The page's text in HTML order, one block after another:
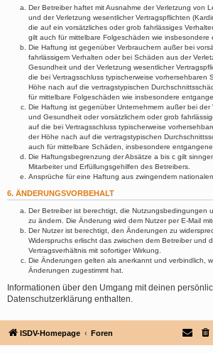
Der Betreiber haftet mit Ausnahme der Verletzung von
und der Verletzung wesentlicher Vertragspflichten
die auf ein vorsätzliches oder grob fahrlässiges
gilt auch für mittelbare Folgeschäden wie insbesondere
Die Haftung ist gegenüber Verbrauchern außer bei
fahrlässigem Verhalten oder bei Schäden aus der
Gesundheit und der Verletzung wesentlicher
die bei Vertragsschluss typischerweise vorhersehbaren
Höhe nach auf die vertragstypischen
für mittelbare Folgeschäden wie insbesondere
Die Haftung ist gegenüber Unternehmern außer bei
und Gesundheit oder vorsätzlichem oder grob
auf die bei Vertragsschluss typischerweise
der Höhe nach auf die vertragstypischen
auch für mittelbare Schäden, insbesondere
Die Haftungsbegrenzung der Absätze a bis c gilt
Mitarbeiter und Erfüllungsgehilfen des Betreibers.
Ansprüche für eine Haftung aus zwingendem
6. ÄNDERUNGSVORBEHALT
Der Betreiber ist berechtigt, die Nutzungsbedingungen
zu ändern. Die Änderung wird dem Nutzer per E-Mail
Der Nutzer ist berechtigt, den Änderungen zu
Widerspruchs erlischt das zwischen dem Betreiber und
Vertragsverhältnis mit sofortiger Wirkung.
Die Änderungen gelten als anerkannt und verbindlich,
Änderungen zugestimmt hat.
Informationen über den Umgang mit deinen
Datenschutzerklärung enthalten.
ISDV-Homepage Foren